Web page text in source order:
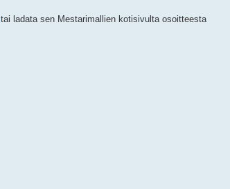
tai ladata sen Mestarimallien kotisivulta osoitteesta